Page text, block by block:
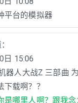
平台的模拟器
日 15:06
器人大战Z 三部曲
下载啊？？
是哪里人啊？跟我念